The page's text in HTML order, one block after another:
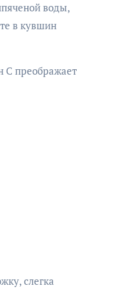
воды,
в кувшин
С преображает
слегка